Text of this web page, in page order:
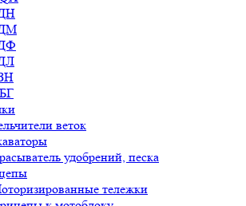
веток
удобрений, песка
тележки